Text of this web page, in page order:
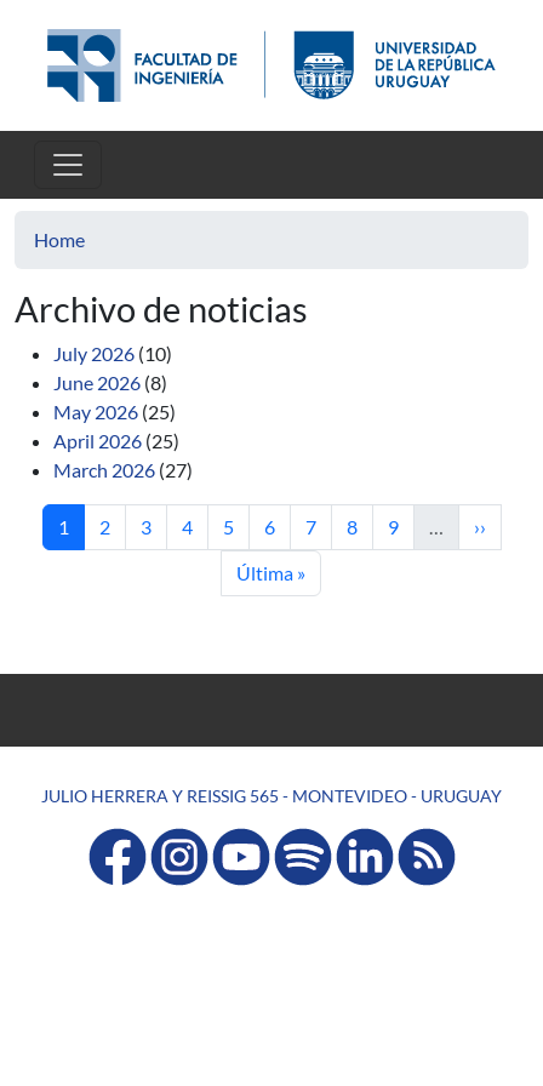
Home
Archivo de noticias
July 2026 (10)
June 2026 (8)
May 2026 (25)
April 2026 (25)
March 2026 (27)
Current page
1 Page
2 Page
3 Page
4 Page
5 Page
6 Page
7 Page
8 Page
9 … Next
››
Last page
Última »
JULIO HERRERA Y REISSIG 565 - MONTEVIDEO - URUGUAY